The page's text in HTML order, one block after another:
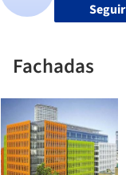
Seguir
Fachadas